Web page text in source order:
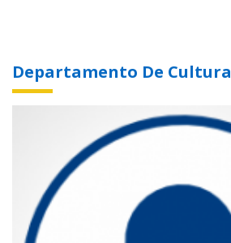
Departamento De Cultura